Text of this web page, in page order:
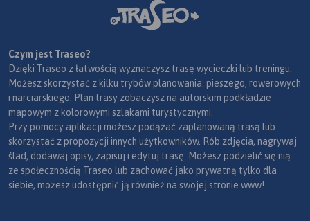
Czym jest Traseo?
Dzięki Traseo z łatwością wyznaczysz trasę wycieczki lub treningu.
Możesz skorzystać z kilku trybów planowania: pieszego, rowerowych
i narciarskiego. Plan trasy zobaczysz na autorskim podkładzie
mapowym z kolorowymi szlakami turystycznymi.
Przy pomocy aplikacji możesz podążać zaplanowaną trasą lub
skorzystać z propozycji innych użytkowników. Rób zdjęcia, nagrywaj
ślad, dodawaj opisy, zapisuj i edytuj trasę. Możesz podzielić się nią
ze społecznością Traseo lub zachować jako prywatną tylko dla
siebie, możesz udostępnić ją również na swojej stronie www!